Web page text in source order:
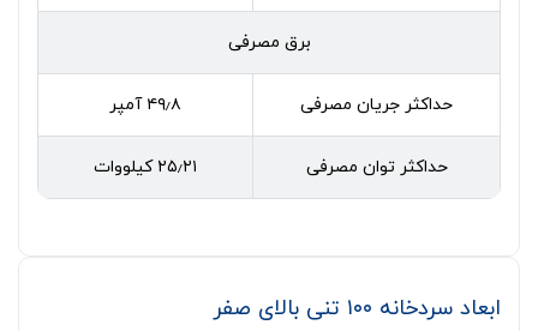
برق مصرفی
حداکثر جریان مصرفی ۴۹٫۸ آمپر
حداکثر توان مصرفی ۲۵٫۲۱ کیلووات
ابعاد سردخانه ۱۰۰ تنی بالای صفر